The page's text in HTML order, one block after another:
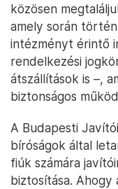
közösen
amely során
intézményt érintő
rendelkezési
átszállítások is –,
biztonságos
A Budapesti
bíróságok által
fiúk számára
biztosítása. Ahogy